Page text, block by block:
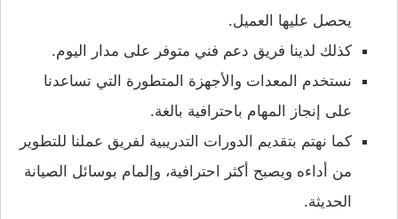
يحصل عليها العميل.
كذلك لدينا فريق دعم فني متوفر على مدار اليوم.
نستخدم المعدات والأجهزة المتطورة التي تساعدنا
على إنجاز المهام باحترافية بالغة.
كما نهتم بتقديم الدورات التدريبية لفريق عملنا للتطوير
من أداءه ويصبح أكثر احترافية، وإلمام بوسائل الصيانة
الحديثة.